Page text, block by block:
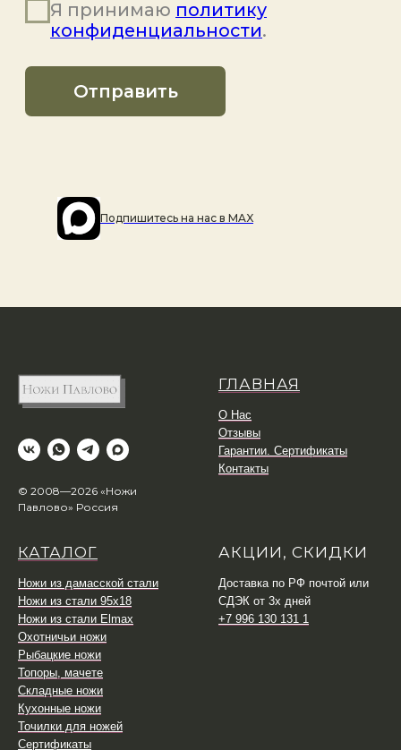
Подпишитесь на наc в MAX
© 2008—2026 «Ножи
Павлово» Россия
ГЛАВНАЯ
О Нас
Отзывы
Гарантии. Сертификаты
Контакты
КАТАЛОГ
Ножи из дамасской стали
Ножи из стали 95х18
Ножи из стали Elmax
Охотничьи ножи
Рыбацкие ножи
Топоры, мачете
Складные ножи
Кухонные ножи
Точилки для ножей
Сертификаты
АКЦИИ, СКИДКИ
Доставка по РФ почтой или
СДЭК от 3х дней
+7 996 130 131 1